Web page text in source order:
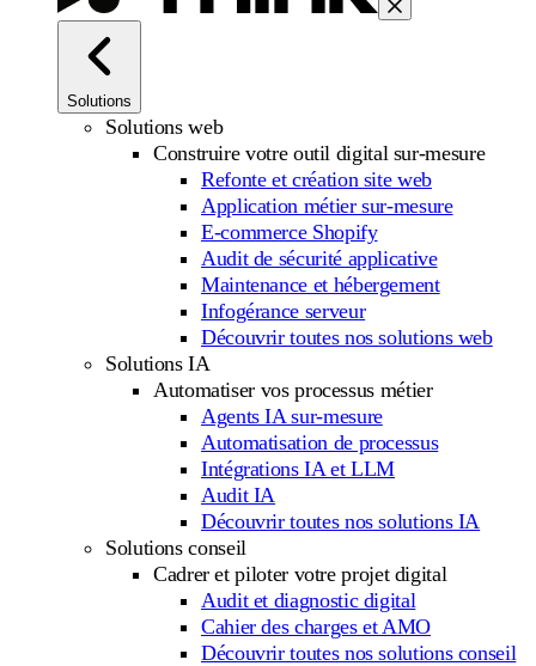
Solutions
Solutions web
Construire votre outil digital sur-mesure
Refonte et création site web
Application métier sur-mesure
E-commerce Shopify
Audit de sécurité applicative
Maintenance et hébergement
Infogérance serveur
Découvrir toutes nos solutions web
Solutions IA
Automatiser vos processus métier
Agents IA sur-mesure
Automatisation de processus
Intégrations IA et LLM
Audit IA
Découvrir toutes nos solutions IA
Solutions conseil
Cadrer et piloter votre projet digital
Audit et diagnostic digital
Cahier des charges et AMO
Découvrir toutes nos solutions conseil